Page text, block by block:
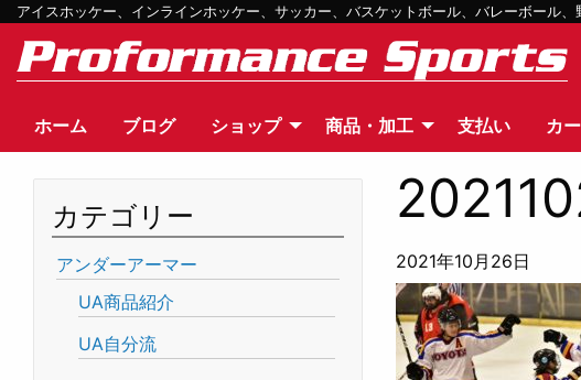
アイスホッケー、インラインホッケー、サッカー、バスケットボール、バレーボール
ホーム ブログ ショップ 商品・加工 支払い カ
2021年10月26日
カテゴリー
アンダーアーマー
UA商品紹介
UA自分流